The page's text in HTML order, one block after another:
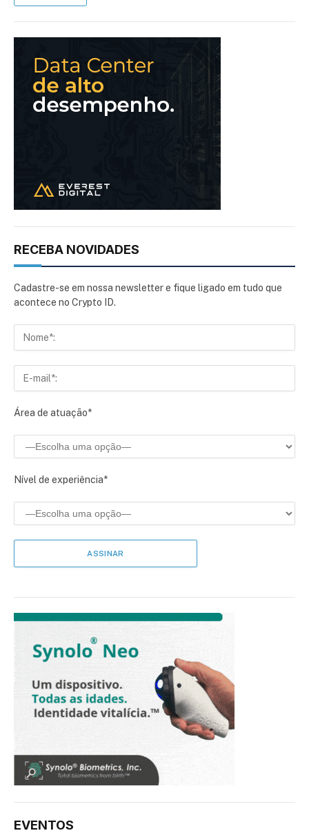
RECEBA NOVIDADES
Cadastre-se em nossa newsletter e fique ligado em tudo que
acontece no Crypto ID.
Área de atuação*
Nível de experiência*
EVENTOS